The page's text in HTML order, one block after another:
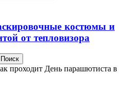
костюмы и
от тепловизора
проходит День парашютиста в